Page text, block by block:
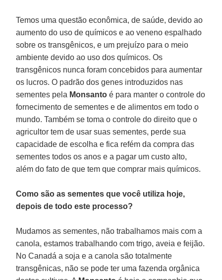
Temos uma questão econômica, de saúde, devido ao
aumento do uso de químicos e ao veneno espalhado
sobre os transgênicos, e um prejuízo para o meio
ambiente devido ao uso dos químicos. Os
transgênicos nunca foram concebidos para aumentar
os lucros. O padrão dos genes introduzidos nas
sementes pela Monsantoé para manter o controle do
fornecimento de sementes e de alimentos em todo o
mundo. Também se toma o controle do direito que o
agricultor tem de usar suas sementes, perde sua
capacidade de escolha e fica refém da compra das
sementes todos os anos e a pagar um custo alto,
além do fato de que tem que comprar mais químicos.
Como são as sementes que você utiliza hoje,
depois de todo este processo?
Mudamos as sementes, não trabalhamos mais com a
canola, estamos trabalhando com trigo, aveia e feijão.
No Canadá a soja e a canola são totalmente
transgênicas, não se pode ter uma fazenda orgânica